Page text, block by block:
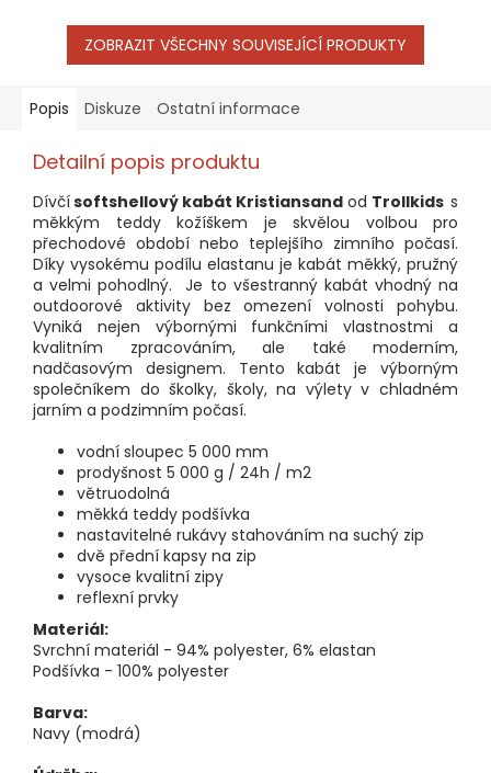
ZOBRAZIT VŠECHNY SOUVISEJÍCÍ PRODUKTY
Popis Diskuze Ostatní informace
Detailní popis produktu
Dívčísoftshellový kabát Kristiansand od Trollkidss
měkkým teddy kožíškem je skvělou volbou pro
přechodové období nebo teplejšího zimního počasí.
Díky vysokému podílu elastanu je kabát měkký, pružný
a velmi pohodlný. Je to všestranný kabát vhodný na
outdoorové aktivity bez omezení volnosti pohybu.
Vyniká nejen výbornými funkčními vlastnostmi a
kvalitním zpracováním, ale také moderním,
nadčasovým designem. Tento kabát je výborným
společníkem do školky, školy, na výlety v chladném
jarním a podzimním počasí.
vodní sloupec 5 000 mm
prodyšnost 5 000 g / 24h / m2
větruodolná
měkká teddy podšívka
nastavitelné rukávy stahováním na suchý zip
dvě přední kapsy na zip
vysoce kvalitní zipy
reflexní prvky
Materiál:
Svrchní materiál - 94% polyester, 6% elastan
Podšívka - 100% polyester
Barva:
Navy (modrá)